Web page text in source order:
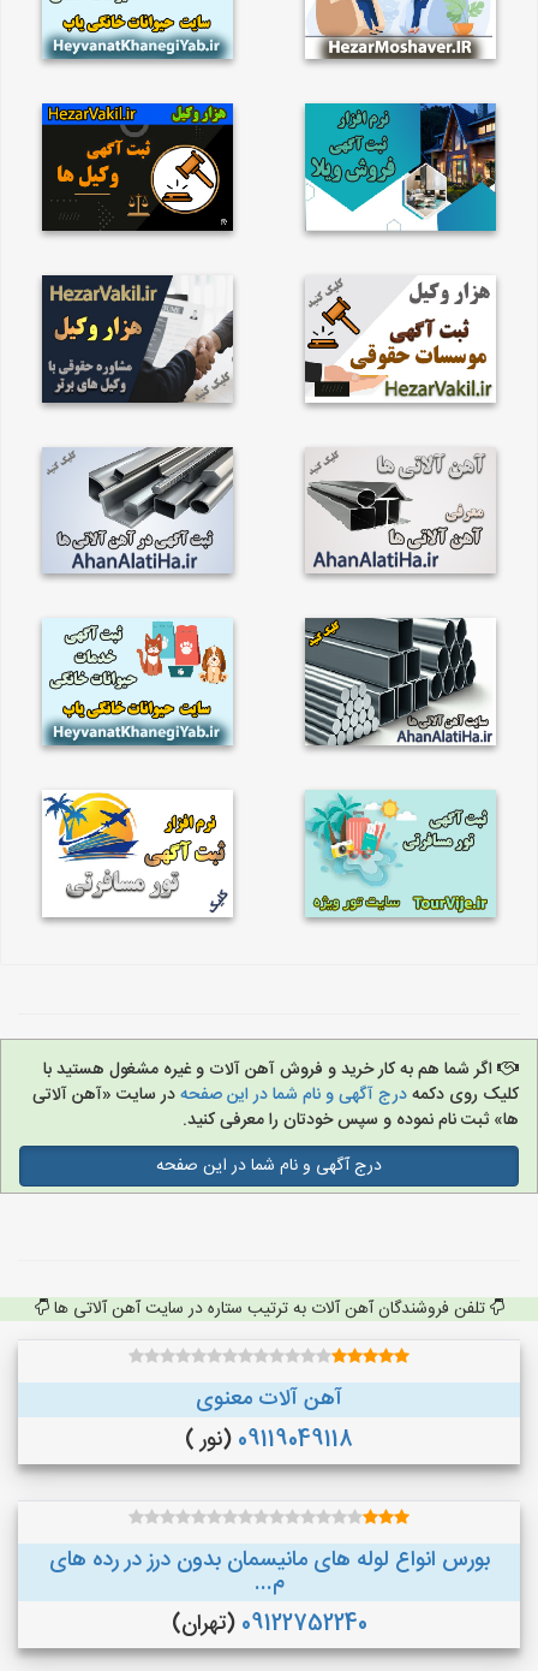
اگر شما هم به کار خرید و فروش آهن آلات و غیره مشغول هستید با
کلیک روی دکمهدرج آگهی و نام شما در این صفحهدر سایت «آهن آلاتی
ها» ثبت نام نموده و سپس خودتان را معرفی کنید.
درج آگهی و نام شما در این صفحه
تلفن فروشندگان آهن آلات به ترتیب ستاره در سایت آهن آلاتی ها
آهن آلات معنوی
09119049118 (نور )
بورس انواع لوله های مانیسمان بدون درز در رده های
م...
09122752240 (تهران)